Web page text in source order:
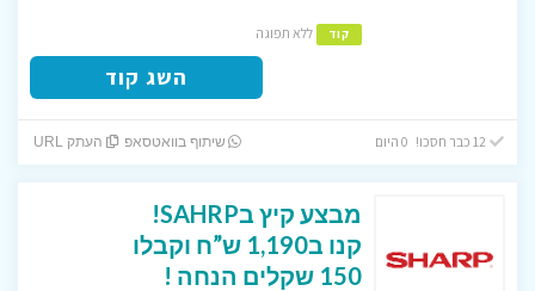
קוד ללא תפוגה
השג קוד
שיתוף בוואטסאפ העתק URL
מבצע קיץ בSAHRP!
קנו ב1,190 ש”ח וקבלו
150 שקלים הנחה !